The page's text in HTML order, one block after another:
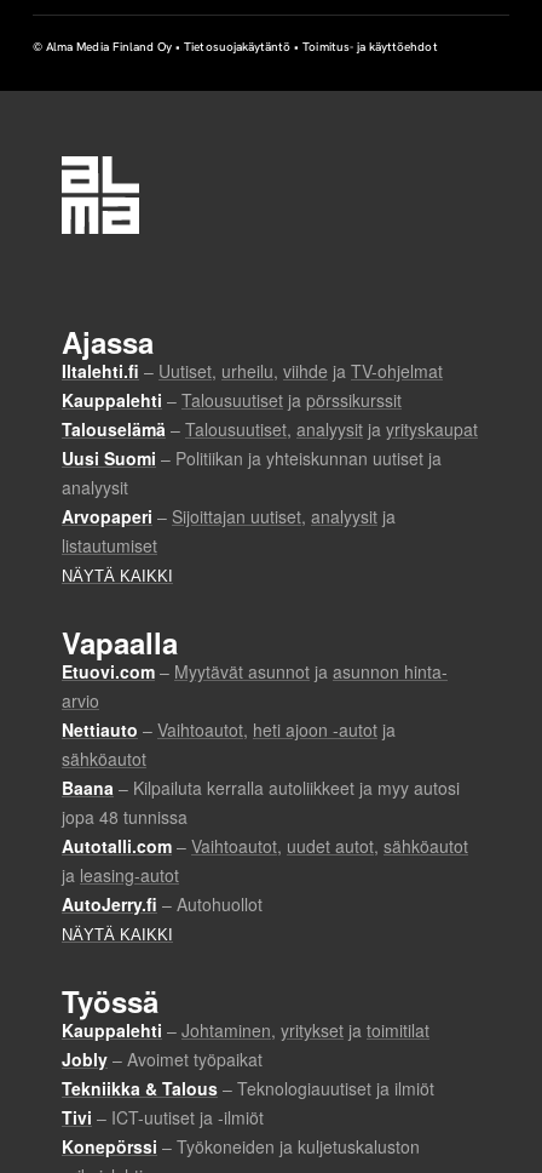
© Alma Media Finland Oy •Tietosuojakäytäntö •Toimitus- ja käyttöehdot